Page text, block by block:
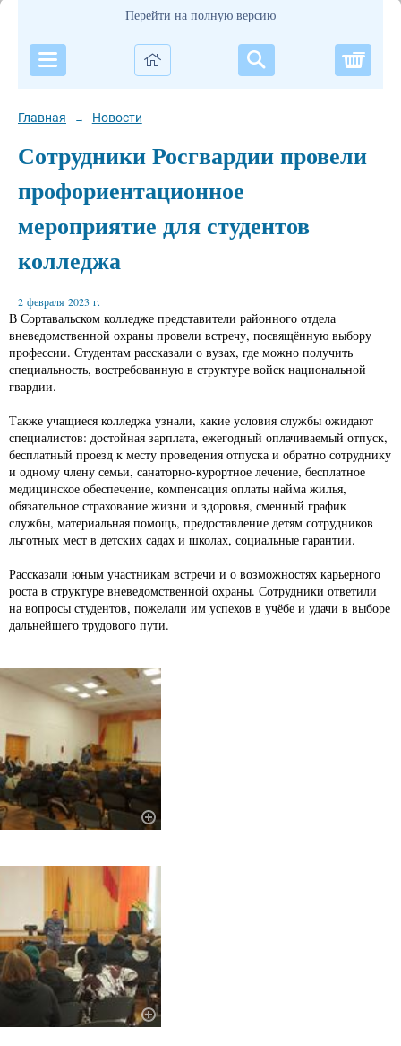
Перейти на полную версию
Главная → Новости
Сотрудники Росгвардии провели
профориентационное
мероприятие для студентов
колледжа
2 февраля 2023 г.
В Сортавальском колледже представители районного отдела
вневедомственной охраны провели встречу, посвящённую выбору
профессии. Студентам рассказали о вузах, где можно получить
специальность, востребованную в структуре войск национальной
гвардии.
Также учащиеся колледжа узнали, какие условия службы ожидают
специалистов: достойная зарплата, ежегодный оплачиваемый отпуск,
бесплатный проезд к месту проведения отпуска и обратно сотруднику
и одному члену семьи, санаторно-курортное лечение, бесплатное
медицинское обеспечение, компенсация оплаты найма жилья,
обязательное страхование жизни и здоровья, сменный график
службы, материальная помощь, предоставление детям сотрудников
льготных мест в детских садах и школах, социальные гарантии.
Рассказали юным участникам встречи и о возможностях карьерного
роста в структуре вневедомственной охраны. Сотрудники ответили
на вопросы студентов, пожелали им успехов в учёбе и удачи в выборе
дальнейшего трудового пути.